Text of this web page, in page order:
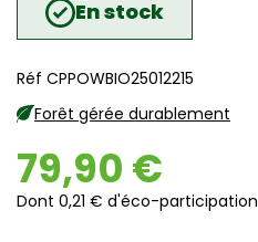
En stock
Réf CPPOWBIO25012215
Forêt gérée durablement
79,90 €
Dont 0,21 € d'éco-participation